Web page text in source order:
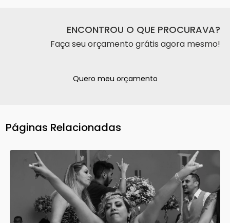
ENCONTROU O QUE PROCURAVA?
Faça seu orçamento grátis agora mesmo!
Quero meu orçamento
Páginas Relacionadas